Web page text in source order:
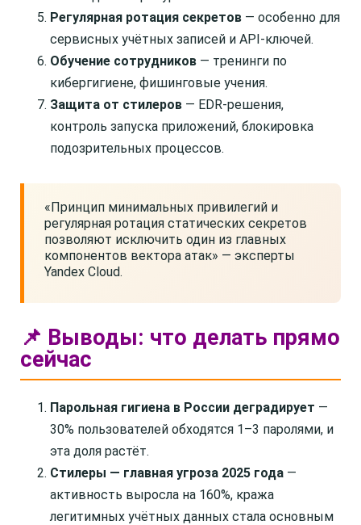
Регулярная ротация секретов — особенно для
сервисных учётных записей и API-ключей.
Обучение сотрудников — тренинги по
кибергигиене, фишинговые учения.
Защита от стилеров — EDR-решения,
контроль запуска приложений, блокировка
подозрительных процессов.
«Принцип минимальных привилегий и
регулярная ротация статических секретов
позволяют исключить один из главных
компонентов вектора атак» — эксперты
Yandex Cloud.
📌 Выводы: что делать прямо
сейчас
Парольная гигиена в России деградирует —
30% пользователей обходятся 1–3 паролями, и
эта доля растёт.
Стилеры — главная угроза 2025 года —
активность выросла на 160%, кража
легитимных учётных данных стала основным